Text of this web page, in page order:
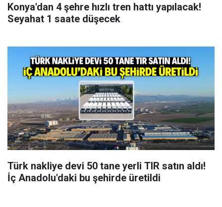
Konya'dan 4 şehre hızlı tren hattı yapılacak!
Seyahat 1 saate düşecek
Türk nakliye devi 50 tane yerli TIR satın aldı!
İç Anadolu'daki bu şehirde üretildi